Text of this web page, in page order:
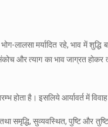
लालसा मर्यादित रहे, भाव में शुद्धि
और त्याग का भाव जाग्रत होकर
होता है। इसलिये आर्यावर्त में
समृद्धि, सुव्यवस्थित, पुष्टि और